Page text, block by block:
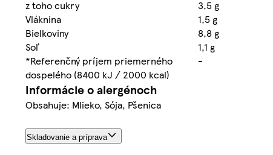
z toho cukry
3,5 g
Vláknina
1,5 g
Bielkoviny
8,8 g
Soľ
1,1 g
*Referenčný príjem priemerného
dospelého (8400 kJ / 2000 kcal)
-
Informácie o alergénoch
Obsahuje: Mlieko, Sója, Pšenica
Skladovanie a príprava